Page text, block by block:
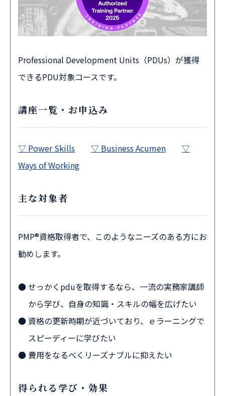
Professional Development Units（PDUs）が獲得
できるPDU対象コースです。
講座一覧・お申込み
▽ Power Skills ▽ Business Acumen
▽
Ways of Working
主な対象者
PMP®資格取得者で、このようなニーズのある方にお
勧めします。
せっかくpduを取得するなら、一流の実務家講師
から学び、自身の知識・スキルの幅を広げたい
資格の更新時期が近づいており、ｅラーニングで
スピーディーに学びたい
費用をなるべくリーズナブルに抑えたい
得られる学び・効果